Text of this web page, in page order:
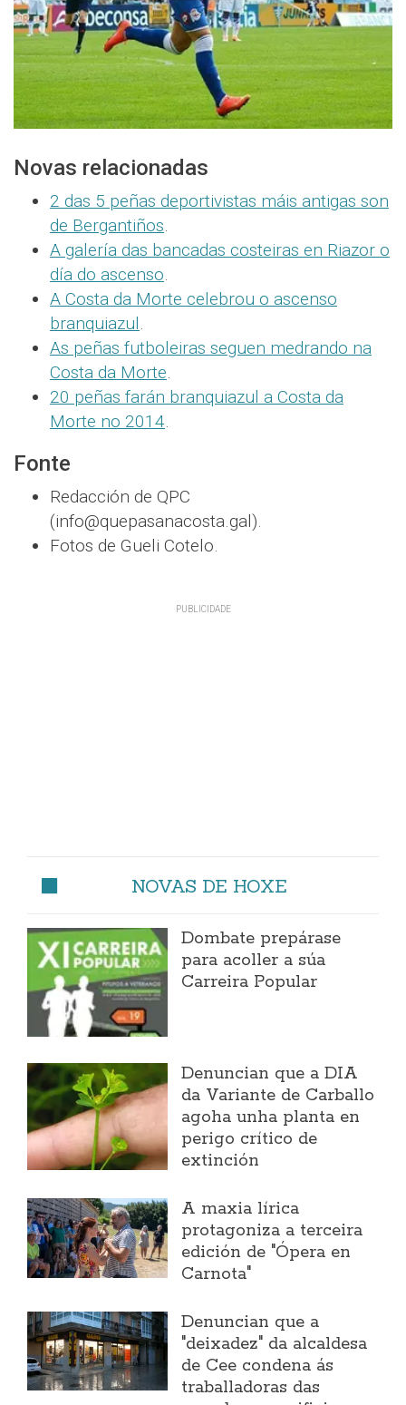
Novas relacionadas
2 das 5 peñas deportivistas máis antigas son
de Bergantiños.
A galería das bancadas costeiras en Riazor o
día do ascenso.
A Costa da Morte celebrou o ascenso
branquiazul.
As peñas futboleiras seguen medrando na
Costa da Morte.
20 peñas farán branquiazul a Costa da
Morte no 2014.
Fonte
Redacción de QPC
(info@quepasanacosta.gal).
Fotos de Gueli Cotelo.
NOVAS DE HOXE
Dombate prepárase
para acoller a súa
Carreira Popular
Denuncian que a DIA
da Variante de Carballo
agoha unha planta en
perigo crítico de
extinción
A maxia lírica
protagoniza a terceira
edición de "Ópera en
Carnota"
Denuncian que a
"deixadez" da alcaldesa
de Cee condena ás
traballadoras das